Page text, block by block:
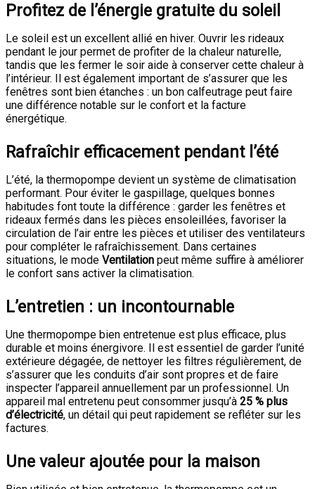
Profitez de l’énergie gratuite du soleil
Le soleil est un excellent allié en hiver. Ouvrir les rideaux
pendant le jour permet de profiter de la chaleur naturelle,
tandis que les fermer le soir aide à conserver cette chaleur à
l’intérieur. Il est également important de s’assurer que les
fenêtres sont bien étanches : un bon calfeutrage peut faire
une différence notable sur le confort et la facture
énergétique.
Rafraîchir efficacement pendant l’été
L’été, la thermopompe devient un système de climatisation
performant. Pour éviter le gaspillage, quelques bonnes
habitudes font toute la différence : garder les fenêtres et
rideaux fermés dans les pièces ensoleillées, favoriser la
circulation de l’air entre les pièces et utiliser des ventilateurs
pour compléter le rafraîchissement. Dans certaines
situations, le mode Ventilation peut même suffire à améliorer
le confort sans activer la climatisation.
L’entretien : un incontournable
Une thermopompe bien entretenue est plus efficace, plus
durable et moins énergivore. Il est essentiel de garder l’unité
extérieure dégagée, de nettoyer les filtres régulièrement, de
s’assurer que les conduits d’air sont propres et de faire
inspecter l’appareil annuellement par un professionnel. Un
appareil mal entretenu peut consommer jusqu’à 25 % plus
d’électricité, un détail qui peut rapidement se refléter sur les
factures.
Une valeur ajoutée pour la maison